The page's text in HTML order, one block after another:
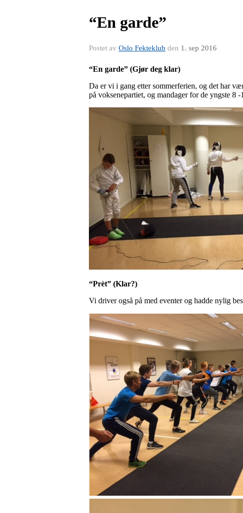
“En garde”
Postet av Oslo Fekteklub den 1. sep 2016
“En garde” (Gjør deg klar)
Da er vi i gang etter sommerferien, og det har
på voksenepartiet, og mandager for de yngste 8 -
“Prèt” (Klar?)
Vi driver også på med eventer og hadde nylig